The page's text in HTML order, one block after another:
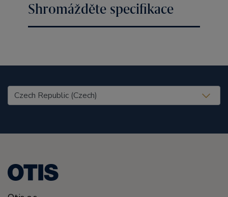
Shromážděte specifikace
United States (EN)